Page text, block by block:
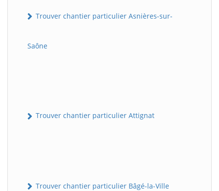
Trouver chantier particulier Asnières-sur-
Saône
Trouver chantier particulier Attignat
Trouver chantier particulier Bâgé-la-Ville